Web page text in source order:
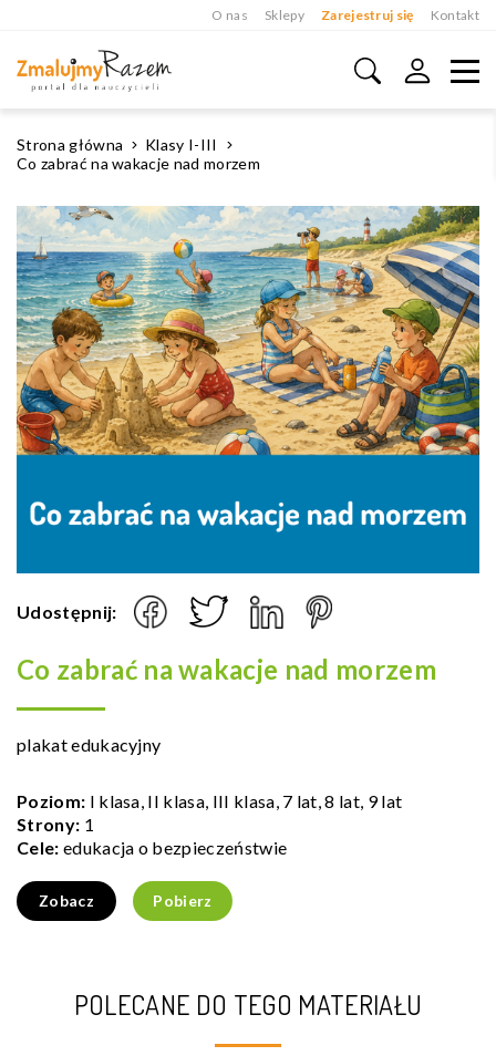
O nas Sklepy Zarejestruj się Kontakt
Strona główna
Klasy I-III
Co zabrać na wakacje nad morzem
Udostępnij:
Co zabrać na wakacje nad morzem
plakat edukacyjny
Poziom: I klasa, II klasa, III klasa, 7 lat, 8 lat, 9 lat
Strony: 1
Cele: edukacja o bezpieczeństwie
Zobacz Pobierz
POLECANE DO TEGO MATERIAŁU